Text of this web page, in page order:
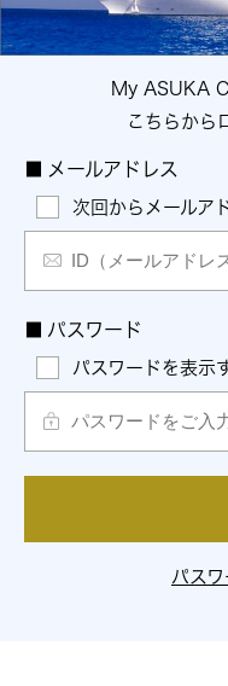
My ASUKA
こちらから
メールアドレス
次回からメールア
パスワード
パスワードを表示
パス